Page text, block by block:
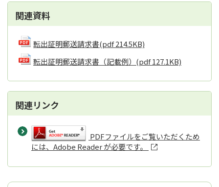
関連資料
転出証明郵送請求書(pdf 214.5KB)
転出証明郵送請求書（記載例） (pdf 127.1KB)
関連リンク
PDFファイルをご覧いただくため
には、Adobe Reader が必要です。